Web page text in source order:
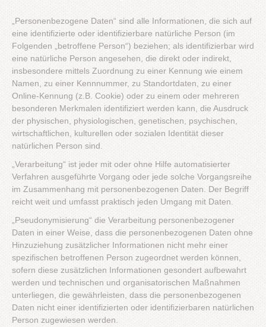
„Personenbezogene Daten“ sind alle Informationen, die sich auf
eine identifizierte oder identifizierbare natürliche Person (im
Folgenden „betroffene Person“) beziehen; als identifizierbar wird
eine natürliche Person angesehen, die direkt oder indirekt,
insbesondere mittels Zuordnung zu einer Kennung wie einem
Namen, zu einer Kennnummer, zu Standortdaten, zu einer
Online-Kennung (z.B. Cookie) oder zu einem oder mehreren
besonderen Merkmalen identifiziert werden kann, die Ausdruck
der physischen, physiologischen, genetischen, psychischen,
wirtschaftlichen, kulturellen oder sozialen Identität dieser
natürlichen Person sind.
„Verarbeitung“ ist jeder mit oder ohne Hilfe automatisierter
Verfahren ausgeführte Vorgang oder jede solche Vorgangsreihe
im Zusammenhang mit personenbezogenen Daten. Der Begriff
reicht weit und umfasst praktisch jeden Umgang mit Daten.
„Pseudonymisierung“ die Verarbeitung personenbezogener
Daten in einer Weise, dass die personenbezogenen Daten ohne
Hinzuziehung zusätzlicher Informationen nicht mehr einer
spezifischen betroffenen Person zugeordnet werden können,
sofern diese zusätzlichen Informationen gesondert aufbewahrt
werden und technischen und organisatorischen Maßnahmen
unterliegen, die gewährleisten, dass die personenbezogenen
Daten nicht einer identifizierten oder identifizierbaren natürlichen
Person zugewiesen werden.